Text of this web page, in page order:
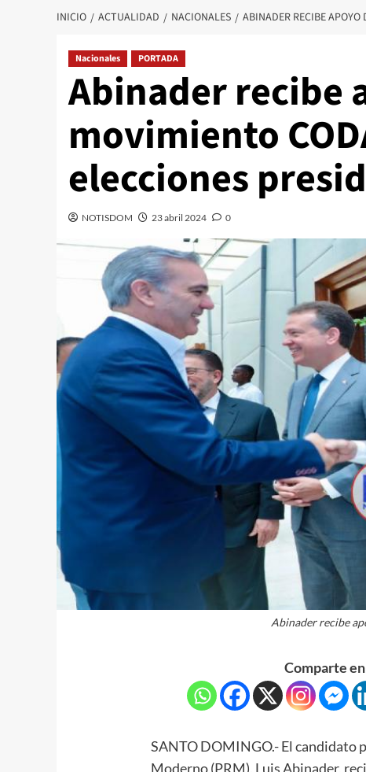
INICIO ACTUALIDAD NACIONALES ABINADER RECIBE APOYO
Nacionales PORTADA
Abinader recibe
movimiento
elecciones
NOTISDOM 23 abril 2024 0
Abinader recibe
Comparte
SANTO DOMINGO.- El candidato
Moderno (PRM), Luis Abinader,